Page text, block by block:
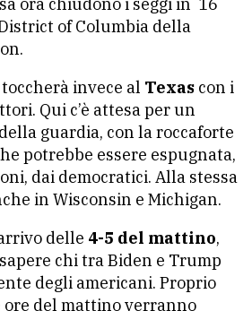
ora chiudono i seggi in 16
of Columbia della
invece al Texas con i
Qui c’è attesa per un
guardia, con la roccaforte
potrebbe essere espugnata,
dai democratici. Alla stessa
in Wisconsin e Michigan.
delle 4-5 del mattino,
chi tra Biden e Trump
degli americani. Proprio
del mattino verranno